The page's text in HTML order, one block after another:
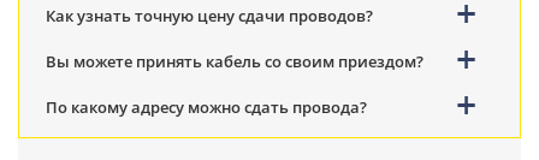
Как узнать точную цену сдачи проводов?
Вы можете принять кабель со своим приездом?
По какому адресу можно сдать провода?